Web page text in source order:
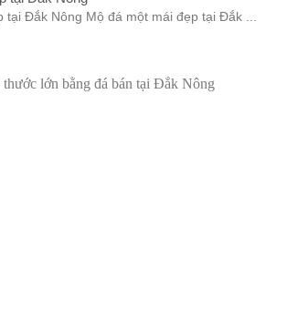
tại Đắk Nông Mộ đá một mái đẹp tại Đắk ...